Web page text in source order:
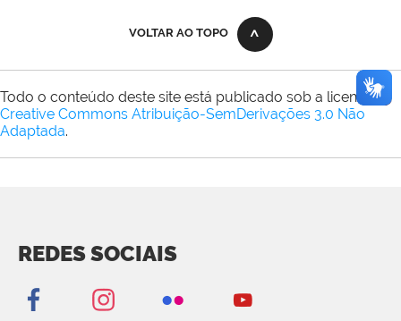
VOLTAR AO TOPO
Todo o conteúdo deste site está publicado sob a licença
Creative Commons Atribuição-SemDerivações 3.0 Não
Adaptada.
REDES SOCIAIS